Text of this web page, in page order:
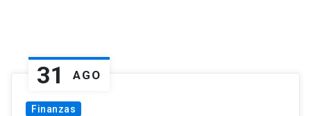
31 AGO
Finanzas